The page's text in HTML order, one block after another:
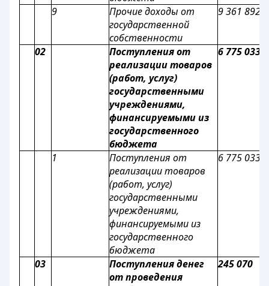
9
Прочие доходы от
государственной
собственности
9 361 892
02
Поступления от
реализации товаров
(работ, услуг)
государственными
учреждениями,
финансируемыми из
государственного
бюджета
6 775 033
1
Поступления от
реализации товаров
(работ, услуг)
государственными
учреждениями,
финансируемыми из
государственного
бюджета
6 775 033
03
Поступления денег
от проведения
245 070